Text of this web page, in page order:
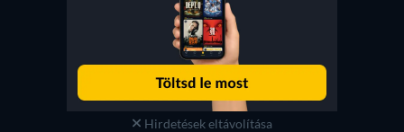
Hirdetések eltávolítása